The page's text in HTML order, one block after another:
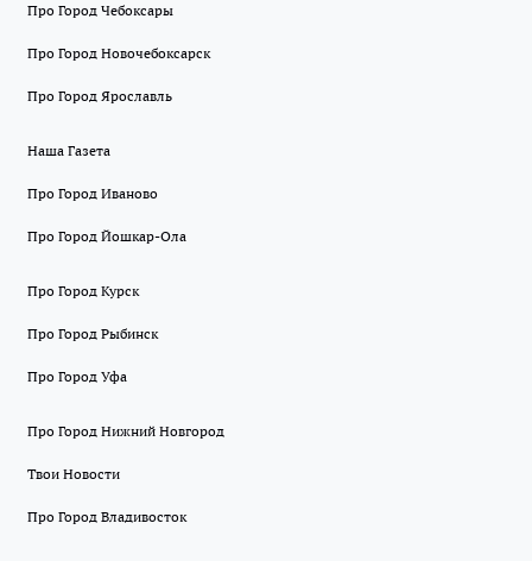
Про Город Чебоксары
Про Город Новочебоксарск
Про Город Ярославль
Наша Газета
Про Город Иваново
Про Город Йошкар-Ола
Про Город Курск
Про Город Рыбинск
Про Город Уфа
Про Город Нижний Новгород
Твои Новости
Про Город Владивосток